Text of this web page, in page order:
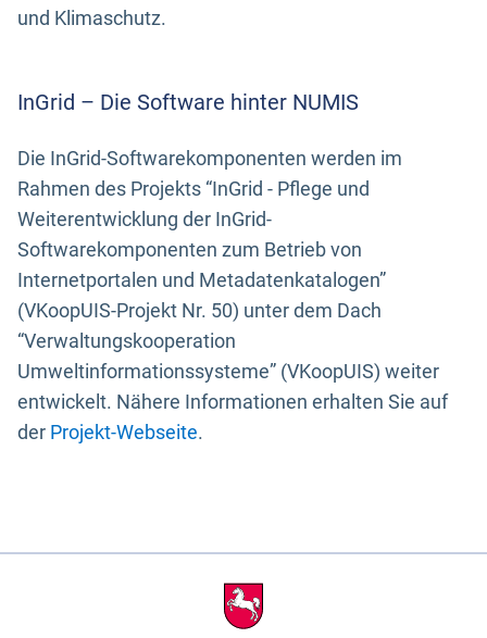
und Klimaschutz.
InGrid – Die Software hinter NUMIS
Die InGrid-Softwarekomponenten werden im
Rahmen des Projekts “InGrid - Pflege und
Weiterentwicklung der InGrid-
Softwarekomponenten zum Betrieb von
Internetportalen und Metadatenkatalogen”
(VKoopUIS-Projekt Nr. 50) unter dem Dach
“Verwaltungskooperation
Umweltinformationssysteme” (VKoopUIS) weiter
entwickelt. Nähere Informationen erhalten Sie auf
der Projekt-Webseite.